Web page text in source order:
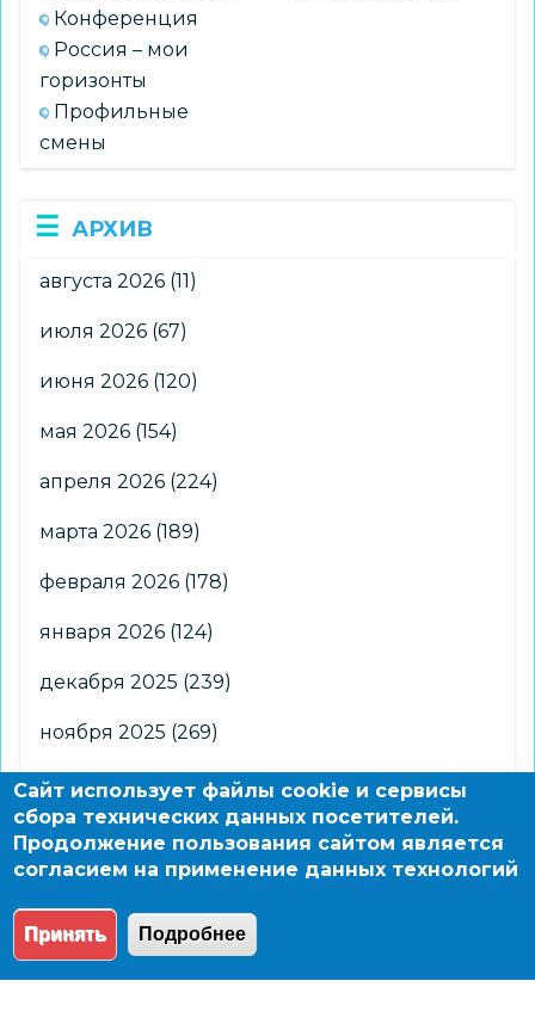
Конференция
Россия – мои
горизонты
Профильные
смены
АРХИВ
августа 2026 (11)
июля 2026 (67)
июня 2026 (120)
мая 2026 (154)
апреля 2026 (224)
марта 2026 (189)
февраля 2026 (178)
января 2026 (124)
декабря 2025 (239)
ноября 2025 (269)
октября 2025(266)
сентября 2025 (176)
августа 2025 (2)
© 2004 - 2026 Новосибирский информационно-
Сайт использует файлы cookie и сервисы
сбора технических данных посетителей.
Продолжение пользования сайтом является
согласием на применение данных технологий
Принять Подробнее